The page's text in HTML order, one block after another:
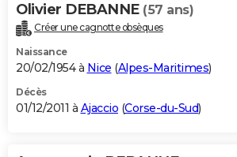
Olivier DEBANNE (57 ans)
Créer une cagnotte obsèques
Naissance
20/02/1954 à Nice (Alpes-Maritimes)
Décès
01/12/2011 à Ajaccio (Corse-du-Sud)